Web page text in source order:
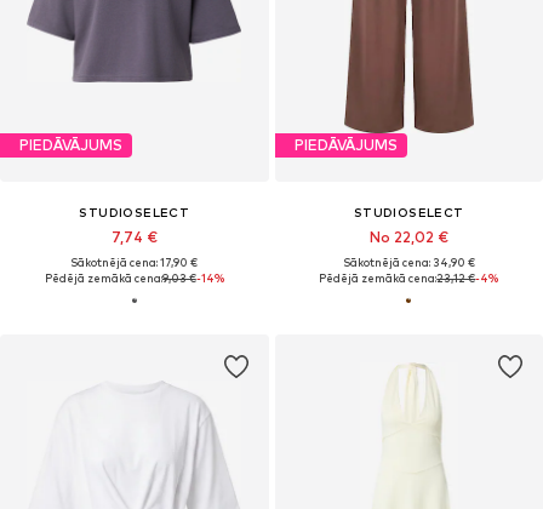
PIEDĀVĀJUMS
STUDIOSELECT
7,74 €
Sākotnējā cena: 17,90 €
Pēdējā zemākā cena:9,03 €-14%
PIEDĀVĀJUMS
STUDIOSELECT
No 22,02 €
Sākotnējā cena: 34,90 €
Pēdējā zemākā cena:23,12 €-4%